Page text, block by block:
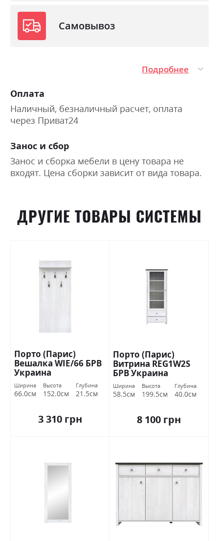
Самовывоз
Подробнее
Оплата
Наличный, безналичный расчет, оплата
через Приват24
Занос и сбор
Занос и сборка мебели в цену товара не
входят. Цена сборки зависит от вида товара.
ДРУГИЕ ТОВАРЫ СИСТЕМЫ
Порто (Парис)
Вешалка WIE/66 БРВ
Украина
Ширина
66.0см
Высота
152.0см
Глубина
21.5см
3 310 грн
Порто (Парис)
Витрина REG1W2S
БРВ Украина
Ширина
58.5см
Высота
199.5см
Глубина
40.0см
8 100 грн